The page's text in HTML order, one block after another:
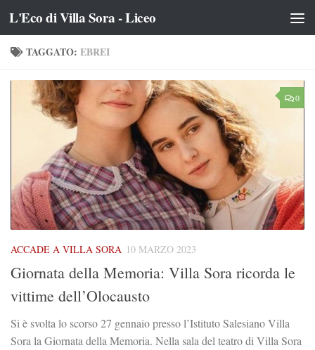
Salta al contenuto
L'Eco di Villa Sora - Liceo
TAGGATO: EBREI
0
ACCADE A VILLA SORA 10 MARZO 2023
Giornata della Memoria: Villa Sora ricorda le
vittime dell’Olocausto
Si è svolta lo scorso 27 gennaio presso l’Istituto Salesiano Villa
Sora la Giornata della Memoria. Nella sala del teatro di Villa Sora